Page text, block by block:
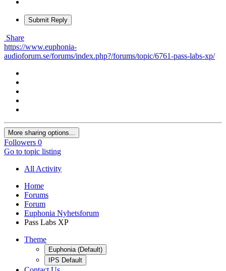
Submit Reply
Share
https://www.euphonia-
audioforum.se/forums/index.php?/forums/topic/6761-pass-labs-xp/
More sharing options...
Followers 0
Go to topic listing
All Activity
Home
Forums
Forum
Euphonia Nyhetsforum
Pass Labs XP
Theme
Euphonia (Default)
IPS Default